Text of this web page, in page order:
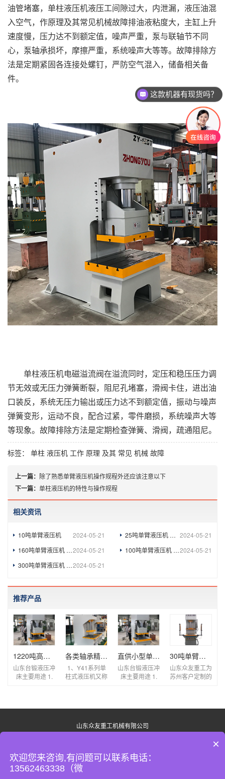
油管堵塞，单柱液压机液压工间隙过大，内泄漏，液压油混
入空气，作原理及其常见机械故障排油液粘度大，主缸上升
速度慢，压力达不到额定值，噪声严重，泵与联轴节不同
心，泵轴承损坏，摩擦严重，系统噪声大等等。故障排除方
法是定期紧固各连接处螺钉，严防空气混入，储备相关备
件。
单柱液压机电磁溢流阀在溢流同时，定压和稳压压力调
节无效或无压力弹簧断裂，阻尼孔堵塞，滑阀卡住，进出油
口装反，系统无压力输出或压力达不到额定值，振动与噪声
弹簧变形，运动不良，配合过紧，零件磨损，系统噪声大等
等现象。故障排除方法是定期检查弹簧、滑阀，疏通阻尼。
标签： 单柱 液压机 工作 原理 及其 常见 机械 故障
上一篇： 除了熟悉单臂液压机操作规程外还应该注意以下
下一篇： 单柱液压机的特性与操作规程
相关资讯
2024-05-21
10吨单臂液压机 2024-05-21
25吨单臂液压机 C型压力机定制
2024-05-21
160吨单臂液压机 160吨虎口压力机 2024-05-21
100吨单臂液压机 100吨液压机 校正液压机
2024-05-21
300吨单臂液压机 校直液压机
推荐产品
1220吨高速液压冲床 高效节能数控伺服冲孔液压机
山东台锻液压冲
床主要用途 1.
精冲、金属零件
各类轴承精准校直压装单臂压装机 小型快速单柱
1、Y41系列单
柱式液压机又称
采用Q235钢板
直供小型单臂快速压装液压机冲床 单柱式轴承电
山东台锻液压冲
床主要用途 1.
精冲、金属零件
30吨单臂式油压机 30T压装整形单柱液压机
山东众友重工为
苏州客户定制的
工业设备，具有
山东众友重工机械有限公司
备案号：鲁ICP备11027535号-14
邮箱：1959246186@qq.com
这款机器有现货吗？
×
欢迎您来咨询,有问题可以联系电话：
13562463338（微